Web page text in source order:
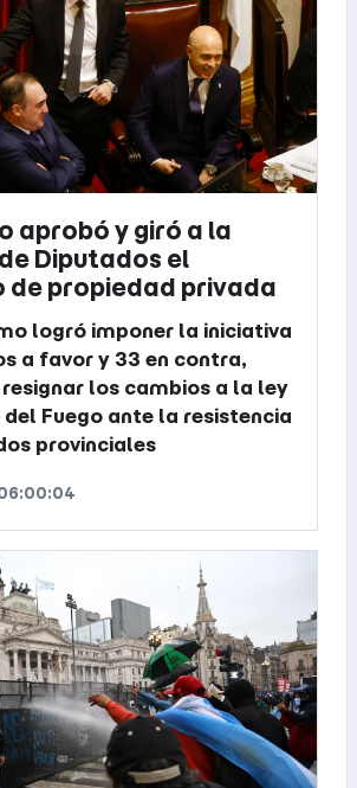
aprobó y giró a la
Diputados el
de propiedad privada
logró imponer la iniciativa
a favor y 33 en contra,
los cambios a la ley
del Fuego ante la resistencia
provinciales